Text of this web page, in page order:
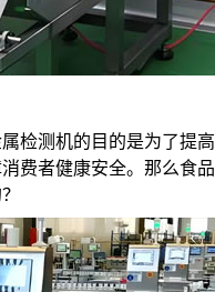
检测机的目的是为了提高
费者健康安全。那么食品